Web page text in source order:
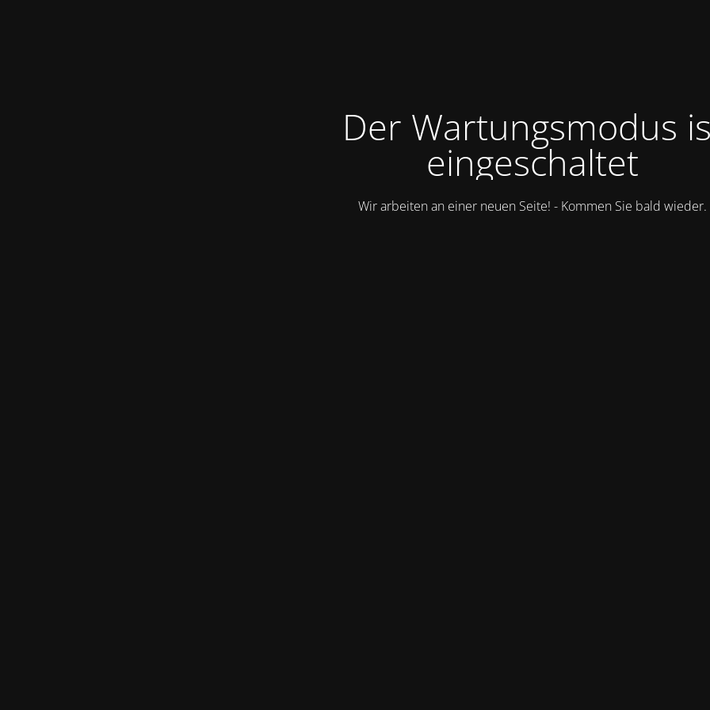
Der Wartungsmodus
eingeschaltet
Wir arbeiten an einer neuen Seite! - Kommen Sie bald wieder.